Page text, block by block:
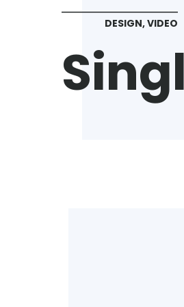
DESIGN,VIDEO